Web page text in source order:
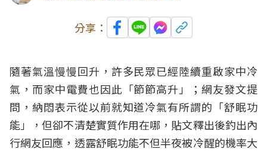
分享：
隨著氣溫慢慢回升，許多民眾已經陸續重啟家中冷
氣，而家中電費也因此「節節高升」；網友發文提
問，納悶表示從以前就知道冷氣有所謂的「舒眠功
能」，但卻不清楚實質作用在哪，貼文釋出後釣出內
行網友回應，透露舒眠功能不但半夜被冷醒的機率大